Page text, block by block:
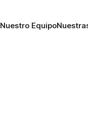
Nuestro Equipo